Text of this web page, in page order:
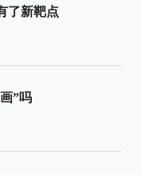
了新靶点
”吗